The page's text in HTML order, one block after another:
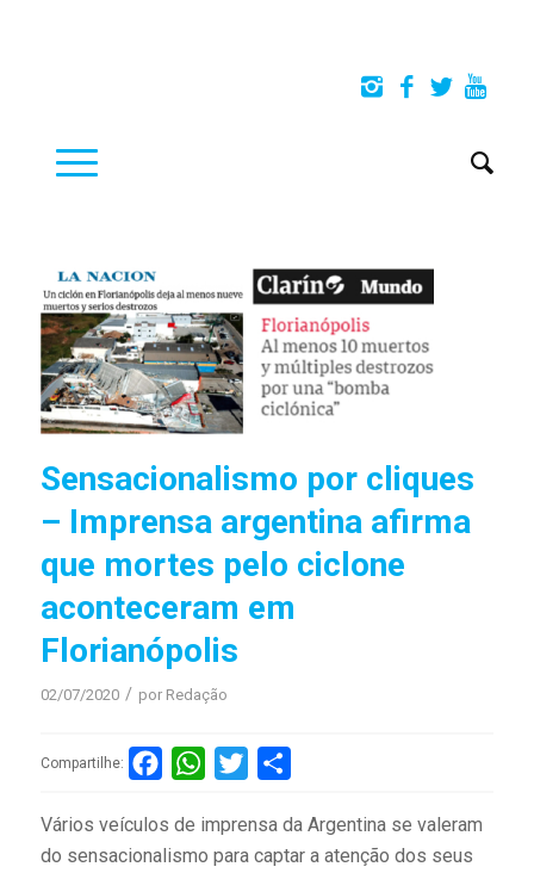
Sensacionalismo por cliques
– Imprensa argentina afirma
que mortes pelo ciclone
aconteceram em
Florianópolis
02/07/2020 / por Redação
Compartilhe: FacebookWhatsApp
Twitter
Vários veículos de imprensa da Argentina se valeram
do sensacionalismo para captar a atenção dos seus